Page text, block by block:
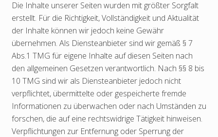
Die Inhalte unserer Seiten wurden mit größter Sorgfalt
erstellt. Für die Richtigkeit, Vollständigkeit und Aktualität
der Inhalte können wir jedoch keine Gewähr
übernehmen. Als Diensteanbieter sind wir gemäß § 7
Abs.1 TMG für eigene Inhalte auf diesen Seiten nach
den allgemeinen Gesetzen verantwortlich. Nach §§ 8 bis
10 TMG sind wir als Diensteanbieter jedoch nicht
verpflichtet, übermittelte oder gespeicherte fremde
Informationen zu überwachen oder nach Umständen zu
forschen, die auf eine rechtswidrige Tätigkeit hinweisen.
Verpflichtungen zur Entfernung oder Sperrung der